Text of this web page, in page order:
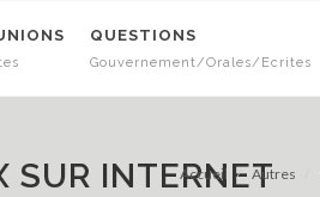
QUESTIONS
Gouvernement/Orales/Ecrites
SUR INTERNET
Accueil Autres